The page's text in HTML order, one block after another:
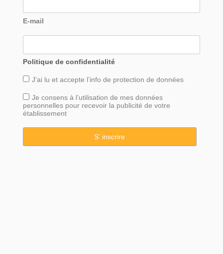
E-mail
Politique de confidentialité
J’ai lu et accepte l’info de protection de données
Je consens à l’utilisation de mes données
personnelles pour recevoir la publicité de votre
établissement